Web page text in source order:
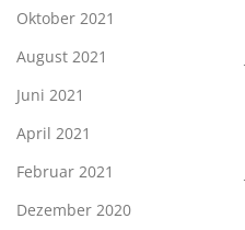
Oktober 2021
August 2021
Juni 2021
April 2021
Februar 2021
Dezember 2020